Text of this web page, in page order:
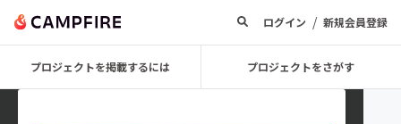
ログイン / 新規会員登録
プロジェクトを掲載するには プロジェクトをさがす